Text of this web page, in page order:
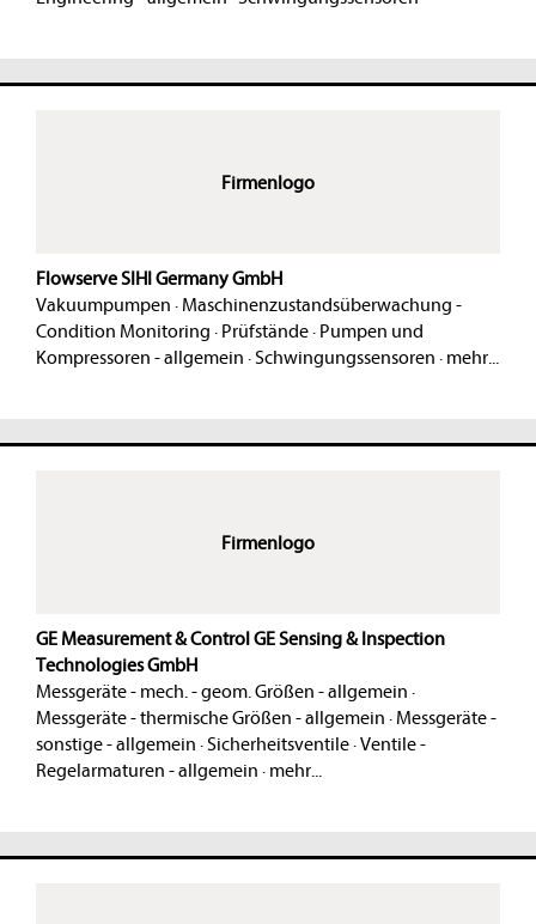
Firmenlogo
Flowserve SIHI Germany GmbH
Vakuumpumpen · Maschinenzustandsüberwachung -
Condition Monitoring · Prüfstände· Pumpen und
Kompressoren - allgemein · Schwingungssensoren · mehr...
Firmenlogo
GE Measurement & Control GE Sensing & Inspection
Technologies GmbH
Messgeräte - mech. - geom. Größen - allgemein ·
Messgeräte - thermische Größen - allgemein · Messgeräte -
sonstige - allgemein · Sicherheitsventile·Ventile -
Regelarmaturen - allgemein · mehr...